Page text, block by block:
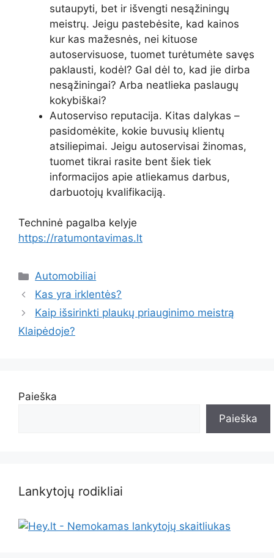
sutaupyti, bet ir išvengti nesąžiningų
meistrų. Jeigu pastebėsite, kad kainos
kur kas mažesnės, nei kituose
autoservisuose, tuomet turėtumėte savęs
paklausti, kodėl? Gal dėl to, kad jie dirba
nesąžiningai? Arba neatlieka paslaugų
kokybiškai?
Autoserviso reputacija. Kitas dalykas –
pasidomėkite, kokie buvusių klientų
atsiliepimai. Jeigu autoservisai žinomas,
tuomet tikrai rasite bent šiek tiek
informacijos apie atliekamus darbus,
darbuotojų kvalifikaciją.
Techninė pagalba kelyje
https://ratumontavimas.lt
Kategorijos
Automobiliai
Kas yra irklentės?
Kaip išsirinkti plaukų priauginimo meistrą
Klaipėdoje?
Paieška
Paieška
Lankytojų rodikliai